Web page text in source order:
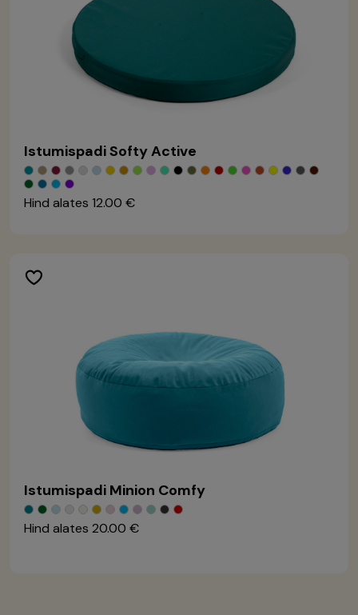
Istumispadi Softy Active
Hind alates 12.00 €
Istumispadi Minion Comfy
Hind alates 20.00 €